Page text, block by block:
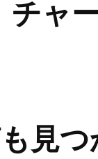
チャ
見